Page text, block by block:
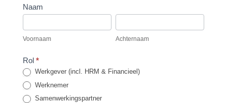
Nieuwsbrief
aanmelding
-
footer
Naam
Voornaam Achternaam
Rol *
Werkgever (incl. HRM & Financieel)
Werknemer
Samenwerkingspartner